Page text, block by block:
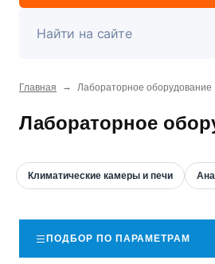
Главная → Лабораторное оборудование
Лабораторное
Климатические камеры и печи
ПОДБОР ПО ПАРАМЕТРАМ